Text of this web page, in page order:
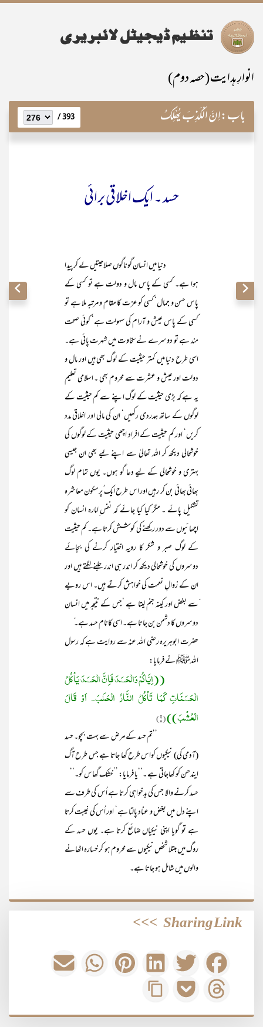
انوارِ ہدایت (حصہ دوم)
باب:اِنَّ الْکَذِبَ یُھْلِکُ 393 /
حسد ۔ ایک اخلاقی برائی
دنیا میں انسان گوناگوں صلاحیتیں لے کر پیدا
ہوا ہے۔ کسی کے پاس مال و دولت ہے تو کسی کے
پاس حسن و جمال‘ کسی کو عزت کا مقام و مرتبہ ملا ہے تو
کسی کے پاس عیش و آرام کی سہولت ہے‘ کوئی صحت
مند ہے تو دوسرے نے سخاوت میں شہرت پائی ہے۔
اسی طرح دنیا میں کمتر حیثیت کے لوگ بھی ہیں اور مال و
دولت اور عیش و عشرت سے محروم بھی ۔ اسلامی تعلیم
یہ ہے کہ بڑی حیثیت کے لوگ اپنے سے کم حیثیت کے
لوگوں کے ساتھ ہمدردی رکھیں‘ ان کی مالی اور اخلاقی مدد
کریں‘ اور کم حیثیت کے افراد اچھی حیثیت کے لوگوں کی
خوشحالی دیکھ کر اللہ تعالیٰ سے اپنے لیے بھی ان جیسی
بہتری و خوشحالی کے لیے دعا گو ہوں۔ یوں تمام لوگ
بھائی بھائی بن کر رہیں اور اس طرح ایک ُپرسکون معاشرہ
تشکیل پائے ۔ مگر کیا کیا جائے کہ نفس ِامارہ انسان کو
اچھائیوں سے دور رکھنے کی کوشش کرتا ہے۔ کم حیثیت
کے لوگ صبر و شکر کا رویہ اختیار کرنے کی بجائے
دوسروں کی خوشحالی دیکھ کر اندر ہی اندر جلنے لگتے ہیں اور
ان کے زوالِ نعمت کی خواہش کرتے ہیں۔ اس رویے
ّسے بغض اور کینہ جنم لیتا ہے ‘جس کے نتیجہ میں انسان
دوسروں کا دشمن بن جاتا ہے۔ اسی کانام حسد ہے۔ ّ
حضرت ابوہریرہ رضی اللہ عنہ سے روایت ہے کہ رسول
اللہﷺ نے فرمایا:
((اِیَّاکُمْ وَالْحَسَدَ فَاِنَّ الْحَسَدَ یَاْکُلُ
الْحَسَنَاتِ کَمَا تَاْکُلُ النَّارُ الْحَطَبَ۔ اَوْ قَالَ
الْعُشْبَ))(۱)
’’تم حسد کے مرض سے بہت بچو۔ حسد
(آدمی کی) نیکیوں کواس طرح کھا جاتا ہے جس طرح آگ
ایندھن کو کھاجاتی ہے ۔‘‘یا فرمایا: ’’خشک گھاس کو۔‘‘
حسد کرنے والا جس کی بدخواہی کرتا ہے اُس کی طرف سے
اپنے دل میں بغض و عناد پالتا ہے‘ اور اُس کی غیبت کرتا
ہے تو گویا اپنی نیکیاں ضائع کرتا ہے۔ یوں حسد کے
روگ میں مبتلا شخص نیکیوں سے محروم ہو کر خسارہ اٹھانے
والوں میں شامل ہو جاتا ہے۔
Sharing Link
>>>